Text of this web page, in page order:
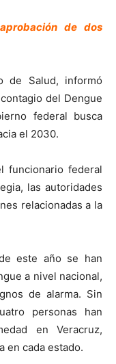
de dos
de Salud, informó
del Dengue
federal busca
el 2030.
funcionario federal
las autoridades
relacionadas a la
este año se han
a nivel nacional,
de alarma. Sin
personas han
en Veracruz,
en cada estado.